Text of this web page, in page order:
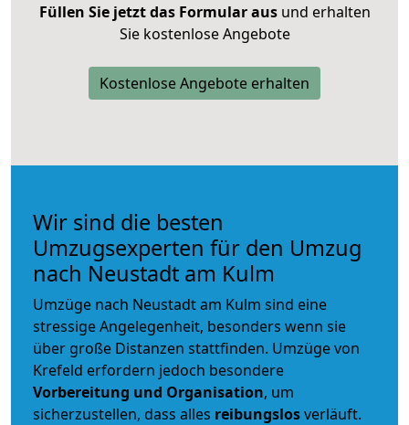
Füllen Sie jetzt das Formular ausund erhalten
Sie kostenlose Angebote
Kostenlose Angebote erhalten
Wir sind die besten
Umzugsexperten für den Umzug
nach Neustadt am Kulm
Umzüge nach Neustadt am Kulm sind eine
stressige Angelegenheit, besonders wenn sie
über große Distanzen stattfinden. Umzüge von
Krefeld erfordern jedoch besondere
Vorbereitung und Organisation, um
sicherzustellen, dass alles reibungslosverläuft.